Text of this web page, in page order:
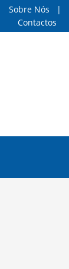
Sobre Nós
Contactos